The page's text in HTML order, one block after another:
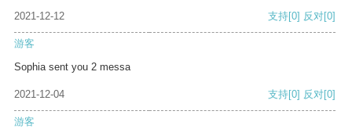
2021-12-12 支持[0] 反对[0]
游客
Sophia sent you 2 messa
2021-12-04 支持[0] 反对[0]
游客